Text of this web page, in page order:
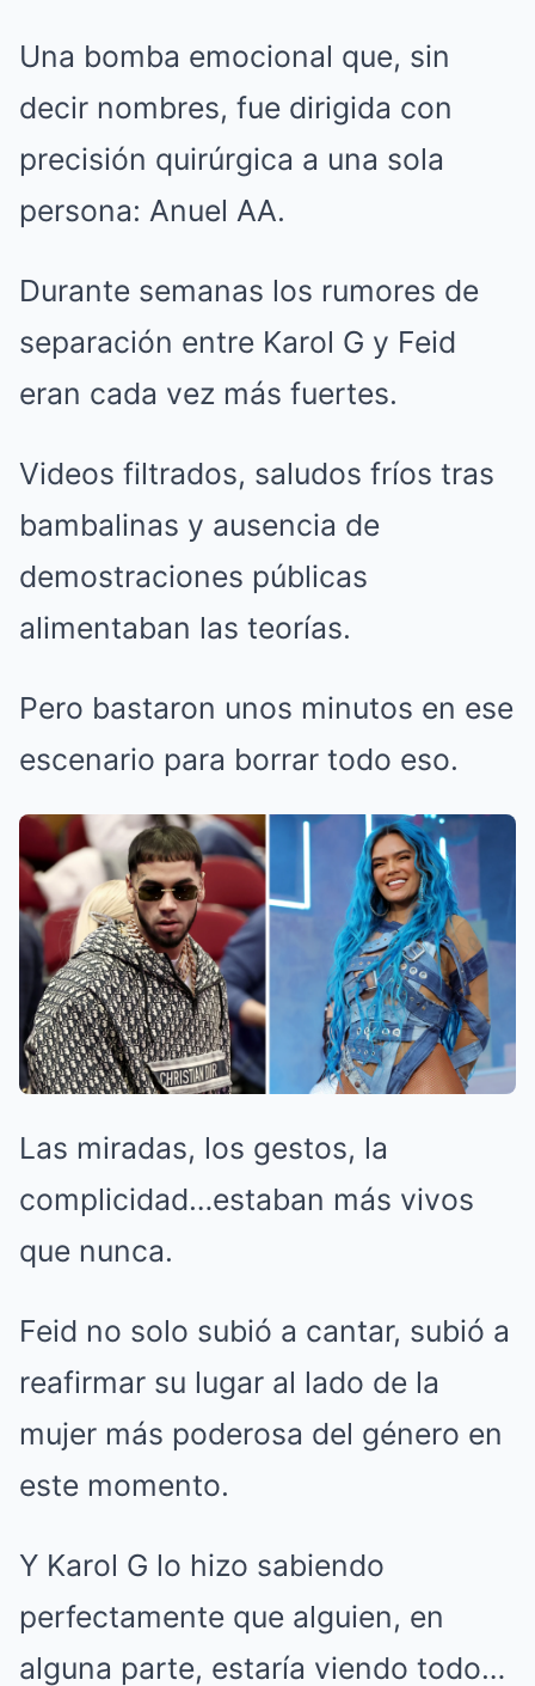
Una bomba emocional que, sin
decir nombres, fue dirigida con
precisión quirúrgica a una sola
persona: Anuel AA.
Durante semanas los rumores de
separación entre Karol G y Feid
eran cada vez más fuertes.
Videos filtrados, saludos fríos tras
bambalinas y ausencia de
demostraciones públicas
alimentaban las teorías.
Pero bastaron unos minutos en ese
escenario para borrar todo eso.
Las miradas, los gestos, la
complicidad…estaban más vivos
que nunca.
Feid no solo subió a cantar, subió a
reafirmar su lugar al lado de la
mujer más poderosa del género en
este momento.
Y Karol G lo hizo sabiendo
perfectamente que alguien, en
alguna parte, estaría viendo todo…